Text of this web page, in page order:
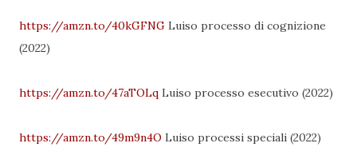
https://amzn.to/40kGFNG Luiso processo di cognizione
(2022)
https://amzn.to/47aTOLq Luiso processo esecutivo (2022)
https://amzn.to/49m9n4O Luiso processi speciali (2022)